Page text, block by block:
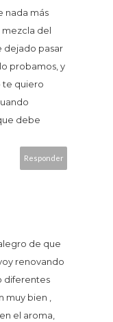
nada más
mezcla del
dejado pasar
probamos, y
te quiero
debe
Responder
de que
renovando
diferentes
muy bien ,
el aroma,